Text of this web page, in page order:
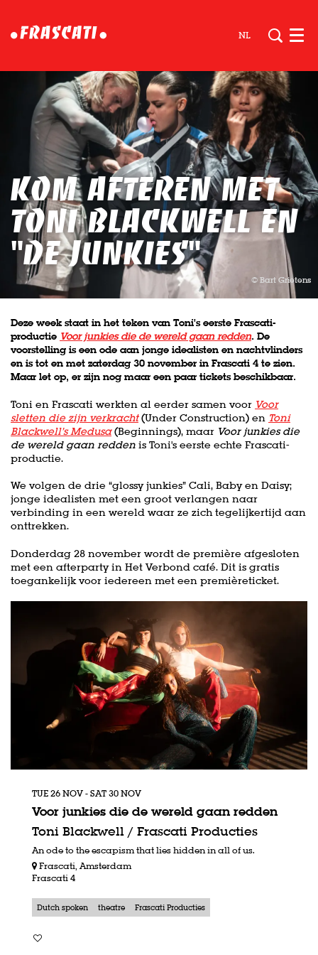
NL
© Bart Grietens
Kom afteren met
Toni Blackwell en
"de junkies"
Deze week staat in het teken van Toni's eerste Frascati-
productie Voor junkies die de wereld gaan redden. De
voorstelling is een ode aan jonge idealisten en nachtvlinders
en is tot en met zaterdag 30 november in Frascati 4 te zien.
Maar let op, er zijn nog maar een paar tickets beschikbaar.
Toni en Frascati werkten al eerder samen voor Voor
sletten die zijn verkracht (Under Construction) en Toni
Blackwell’s Medusa (Beginnings), maar Voor junkies die
de wereld gaan redden is Toni's eerste echte Frascati-
productie.
We volgen de drie “glossy junkies” Cali, Baby en Daisy;
jonge idealisten met een groot verlangen naar
verbinding in een wereld waar ze zich tegelijkertijd aan
onttrekken.
Donderdag 28 november wordt de première afgesloten
met een afterparty in Het Verbond café. Dit is gratis
toegankelijk voor iedereen met een premièreticket.
Voor junkies die de wereld gaan redden
Toni Blackwell / Frascati Producties
TUE 26 NOV-SAT 30 NOV
An ode to the escapism that lies hidden in all of us.
Frascati, Amsterdam
Frascati 4
Dutch spoken theatre Frascati Producties
Zoom
in